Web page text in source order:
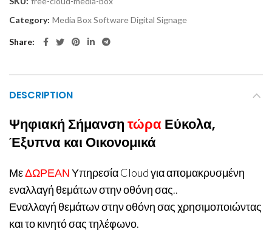
Category: Media Box Software Digital Signage
Share
DESCRIPTION
Ψηφιακή ΣήμανσητώραΕύκολα,
Έξυπνα και Οικονομικά
ΜεΔΩΡΕΑΝΥπηρεσία Cloud για απομακρυσμένη
εναλλαγή θεμάτων στην οθόνη σας..
Εναλλαγή θεμάτων στην οθόνη σας χρησιμοποιώντας
και το κινητό σας τηλέφωνο.